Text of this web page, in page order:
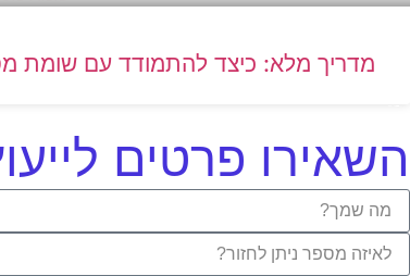
מדריך מלא: כיצד להתמודד עם שומת מס
השאירו פרטים